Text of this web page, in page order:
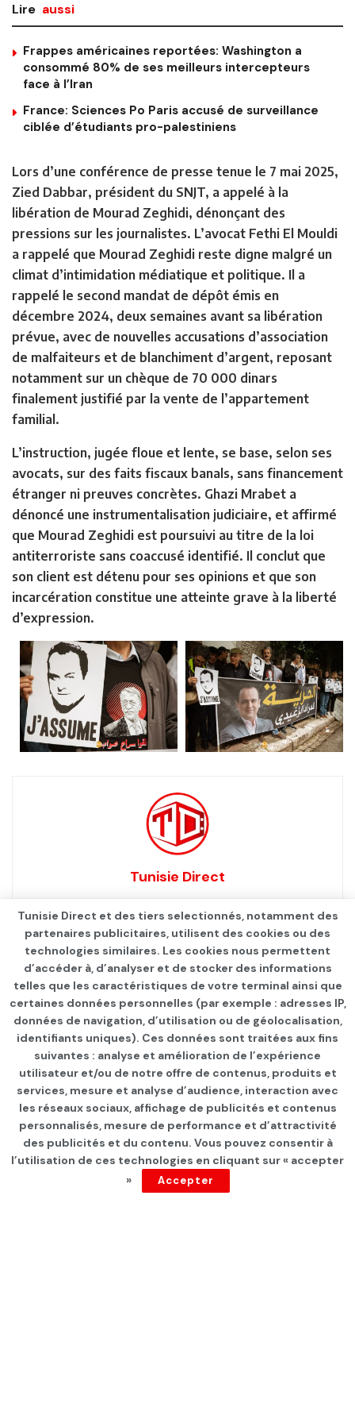
Lire aussi
Frappes américaines reportées: Washington a
consommé 80% de ses meilleurs intercepteurs
face à l’Iran
France: Sciences Po Paris accusé de surveillance
ciblée d’étudiants pro-palestiniens
Lors d’une conférence de presse tenue le 7 mai 2025,
Zied Dabbar, président du SNJT, a appelé à la
libération de Mourad Zeghidi, dénonçant des
pressions sur les journalistes. L’avocat Fethi El Mouldi
a rappelé que Mourad Zeghidi reste digne malgré un
climat d’intimidation médiatique et politique. Il a
rappelé le second mandat de dépôt émis en
décembre 2024, deux semaines avant sa libération
prévue, avec de nouvelles accusations d’association
de malfaiteurs et de blanchiment d’argent, reposant
notamment sur un chèque de 70 000 dinars
finalement justifié par la vente de l’appartement
familial.
L’instruction, jugée floue et lente, se base, selon ses
avocats, sur des faits fiscaux banals, sans financement
étranger ni preuves concrètes. Ghazi Mrabet a
dénoncé une instrumentalisation judiciaire, et affirmé
que Mourad Zeghidi est poursuivi au titre de la loi
antiterroriste sans coaccusé identifié. Il conclut que
son client est détenu pour ses opinions et que son
incarcération constitue une atteinte grave à la liberté
d’expression.
Tunisie Direct
Page d'accueil INTERNATIONAL
Guerre en Ukraine : une
délégation ukrainienne
envoyée à Istanbul, sans
Volodymyr Zelensky
Tunisie Direct et des tiers selectionnés, notamment des
partenaires publicitaires, utilisent des cookies ou des
technologies similaires. Les cookies nous permettent
d’accéder à, d’analyser et de stocker des informations
telles que les caractéristiques de votre terminal ainsi que
certaines données personnelles (par exemple : adresses IP,
données de navigation, d’utilisation ou de géolocalisation,
identifiants uniques). Ces données sont traitées aux fins
suivantes : analyse et amélioration de l’expérience
utilisateur et/ou de notre offre de contenus, produits et
services, mesure et analyse d’audience, interaction avec
les réseaux sociaux, affichage de publicités et contenus
personnalisés, mesure de performance et d’attractivité
des publicités et du contenu. Vous pouvez consentir à
l’utilisation de ces technologies en cliquant sur « accepter
»
Accepter